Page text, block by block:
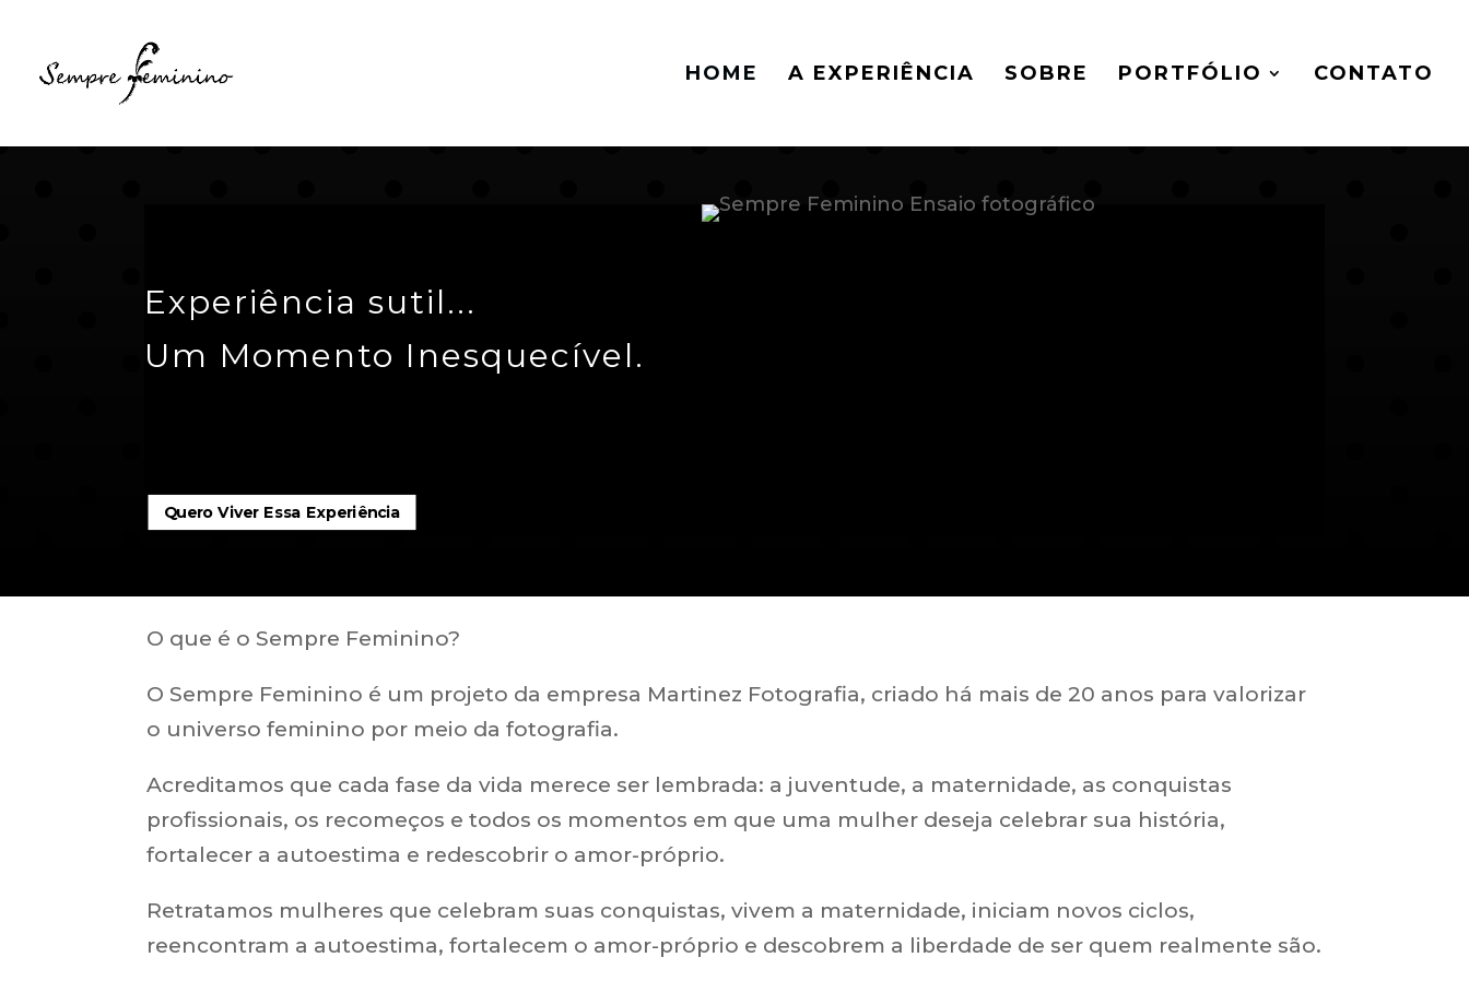
HOME A EXPERIÊNCIA SOBRE PORTFÓLIO CONTATO
Experiência sutil...
Um Momento Inesquecível.
Quero Viver Essa Experiência
O que é o Sempre Feminino?
O Sempre Feminino é um projeto da empresa Martinez Fotografia, criado há mais de 20 anos para valorizar
o universo feminino por meio da fotografia.
Acreditamos que cada fase da vida merece ser lembrada: a juventude, a maternidade, as conquistas
profissionais, os recomeços e todos os momentos em que uma mulher deseja celebrar sua história,
fortalecer a autoestima e redescobrir o amor-próprio.
Retratamos mulheres que celebram suas conquistas, vivem a maternidade, iniciam novos ciclos,
reencontram a autoestima, fortalecem o amor-próprio e descobrem a liberdade de ser quem realmente são.